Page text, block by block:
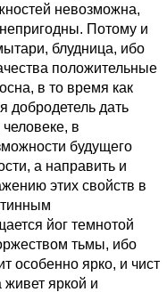
невозможна,
Потому и
блудница, ибо
положительные
в то время как
добродетель дать
в
будущего
а направить и
этих свойств в
йог темнотой
тьмы, ибо
особенно ярко, и чист
яркой и